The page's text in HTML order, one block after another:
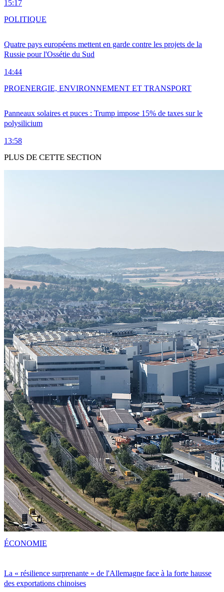
15:17
Quatre pays européens mettent en garde contre les projets de la
Russie pour l'Ossétie du Sud
14:44
POLITIQUE
Panneaux solaires et puces : Trump impose 15% de taxes sur le
polysilicium
13:58
PROENERGIE, ENVIRONNEMENT ET TRANSPORT
PLUS DE CETTE SECTION
La « résilience surprenante » de l'Allemagne face à la forte hausse
des exportations chinoises
ÉCONOMIE